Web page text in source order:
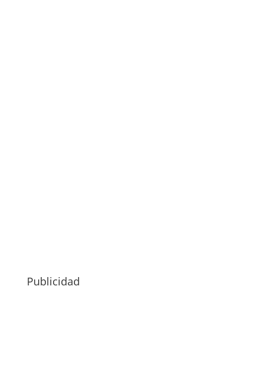
Publicidad